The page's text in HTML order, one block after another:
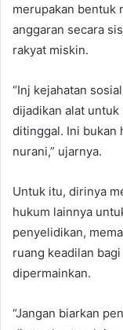
merupakan bentuk
anggaran secara
rakyat miskin.
“Inj kejahatan
dijadikan alat untuk
ditinggal. Ini bukan
nurani,” ujarnya.
Untuk itu, dirinya
hukum lainnya
penyelidikan,
ruang keadilan
dipermainkan.
“Jangan biarkan